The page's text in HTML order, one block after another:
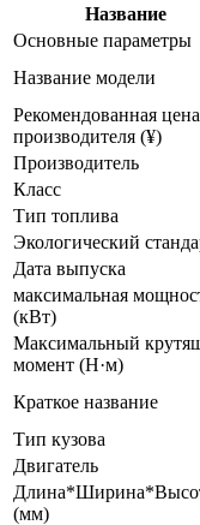
Название
Основные параметры
Название модели
Рекомендованная цена
производителя (¥)
Производитель
Класс
Тип топлива
Экологический
Дата выпуска
максимальная
(кВт)
Максимальный
момент (Н·м)
Краткое название
Тип кузова
Двигатель
(мм)